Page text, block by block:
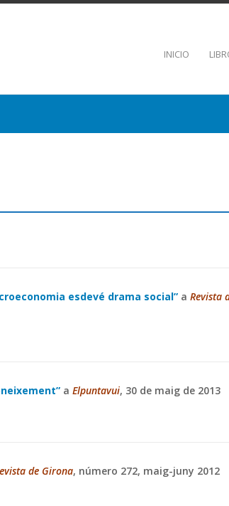
INICIO
esdevé drama social” a Revista
a Elpuntavui, 30 de maig de 2013
de Girona, número 272, maig-juny 2012